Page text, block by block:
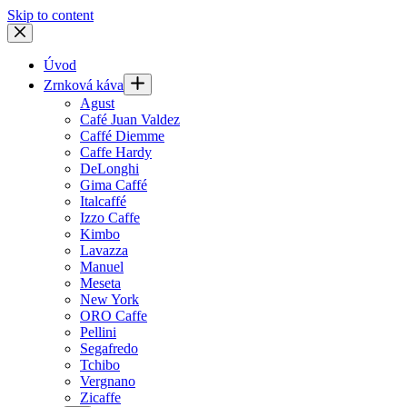
Skip to content
Úvod
Zrnková káva
Agust
Café Juan Valdez
Caffé Diemme
Caffe Hardy
DeLonghi
Gima Caffé
Italcaffé
Izzo Caffe
Kimbo
Lavazza
Manuel
Meseta
New York
ORO Caffe
Pellini
Segafredo
Tchibo
Vergnano
Zicaffe